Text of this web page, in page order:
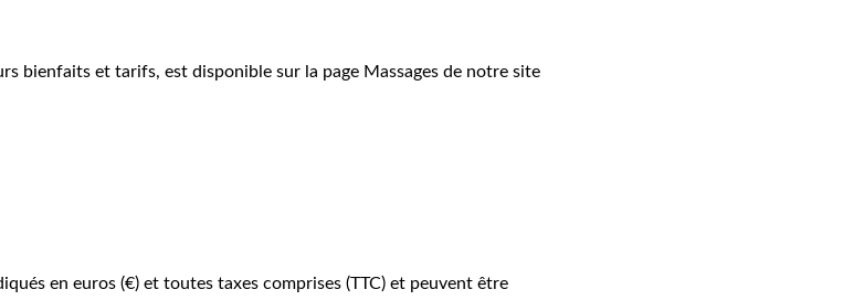
bienfaits et tarifs, est disponible sur la page Massages de notre site
en euros (€) et toutes taxes comprises (TTC) et peuvent être